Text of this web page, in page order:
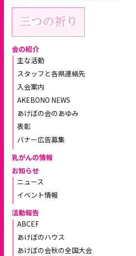
会の紹介
主な活動
スタッフと各県連絡先
入会案内
AKEBONO NEWS
あけぼの会のあゆみ
表彰
バナー広告募集
乳がんの情報
お知らせ
ニュース
イベント情報
活動報告
ABCEF
あけぼのハウス
あけぼの会秋の全国大会